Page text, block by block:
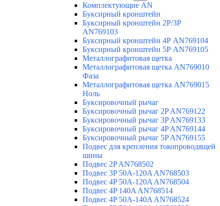
Комплектующие AN
Буксирный кронштейн
Буксирный кронштейн 2Р/3Р
AN769103
Буксирный кронштейн 4Р AN769104
Буксирный кронштейн 5Р AN769105
Металлографитовая щетка
Металлографитовая щетка AN769010
Фаза
Металлографитовая щетка AN769015
Ноль
Буксировочный рычаг
Буксировочный рычаг 2P AN769122
Буксировочный рычаг 3P AN769133
Буксировочный рычаг 4P AN769144
Буксировочный рычаг 5P AN769155
Подвес для крепления токопроводящей
шины
Подвес 2P AN768502
Подвес 3P 50A-120A AN768503
Подвес 4P 50A-120A AN768504
Подвес 4P 140A AN768514
Подвес 4P 50A-140A AN768524